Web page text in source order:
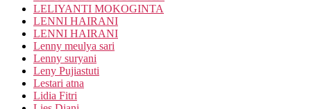
LELIYANTI MOKOGINTA
LENNI HAIRANI
LENNI HAIRANI
Lenny meulya sari
Lenny suryani
Leny Pujiastuti
Lestari atna
Lidia Fitri